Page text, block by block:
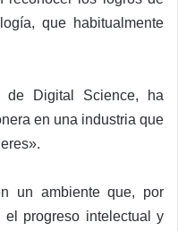
que habitualmente
de Digital Science, ha
en una industria que
un ambiente que, por
el progreso intelectual y